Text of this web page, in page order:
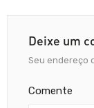
Deixe um
Seu endereço
Comente